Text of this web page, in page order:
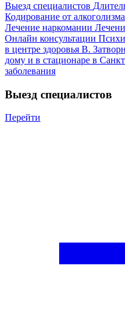
Выезд специалистов
Кодирование от
Лечение наркомании
Онлайн консультации
в центре здоровья В.
дому и в стационаре в
заболевания
Выезд специалистов
Перейти